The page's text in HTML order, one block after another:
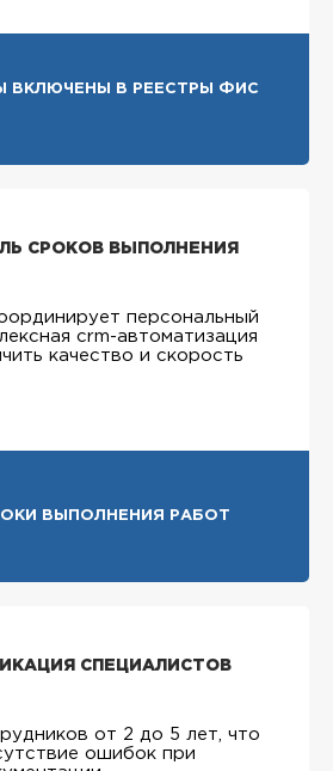
ВКЛЮЧЕНЫ В РЕЕСТРЫ ФИС
СРОКОВ ВЫПОЛНЕНИЯ
персональный
crm-автоматизация
качество и скорость
ВЫПОЛНЕНИЯ РАБОТ
СПЕЦИАЛИСТОВ
от 2 до 5 лет, что
ошибок при